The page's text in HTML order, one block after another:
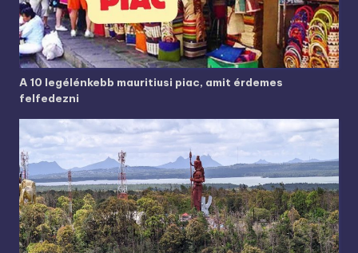
A 10 legélénkebb mauritiusi piac, amit érdemes
felfedezni